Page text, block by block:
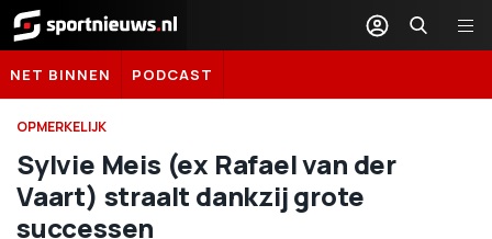
Sportnieuws.nl
NET BINNEN PODCAST
OPMERKELIJK
Sylvie Meis (ex Rafael van der
Vaart) straalt dankzij grote
successen